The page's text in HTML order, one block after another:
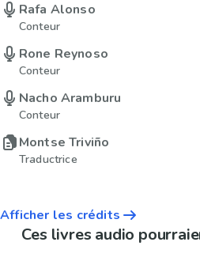
Rafa Alonso
Conteur
Rone Reynoso
Conteur
Nacho Aramburu
Conteur
Montse Triviño
Traductrice
Afficher les crédits
Ces livres audio